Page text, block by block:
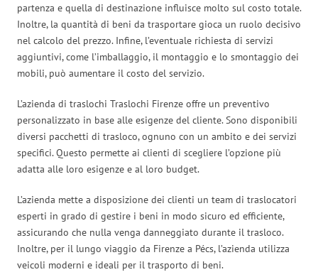
partenza e quella di destinazione influisce molto sul costo totale.
Inoltre, la quantità di beni da trasportare gioca un ruolo decisivo
nel calcolo del prezzo. Infine, l’eventuale richiesta di servizi
aggiuntivi, come l’imballaggio, il montaggio e lo smontaggio dei
mobili, può aumentare il costo del servizio.
L’azienda di traslochi Traslochi Firenze offre un preventivo
personalizzato in base alle esigenze del cliente. Sono disponibili
diversi pacchetti di trasloco, ognuno con un ambito e dei servizi
specifici. Questo permette ai clienti di scegliere l’opzione più
adatta alle loro esigenze e al loro budget.
L’azienda mette a disposizione dei clienti un team di traslocatori
esperti in grado di gestire i beni in modo sicuro ed efficiente,
assicurando che nulla venga danneggiato durante il trasloco.
Inoltre, per il lungo viaggio da Firenze a Pécs, l’azienda utilizza
veicoli moderni e ideali per il trasporto di beni.